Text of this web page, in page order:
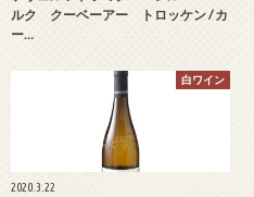
ルク クーベーアー トロッケン / カ
ー…
白ワイン
2020.3.22